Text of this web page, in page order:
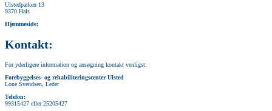
Ulstedparken 13
9370 Hals
Hjemmeside:
Kontakt:
For yderligere information og ansøgning kontakt venligst:
Forebyggelses- og rehabiliteringscenter Ulsted
Lone Svendsen, Leder
Telefon:
99315427 eller 25205427